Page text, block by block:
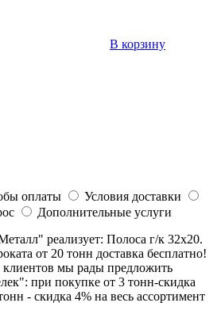
В корзину
оплаты
Условия доставки
Дополнительные услуги
реализует: Полоса г/к 32х20.
от 20 тонн доставка бесплатно!
мы рады предложить
при покупке от 3 тонн-скидка
- скидка 4% на весь ассортимент